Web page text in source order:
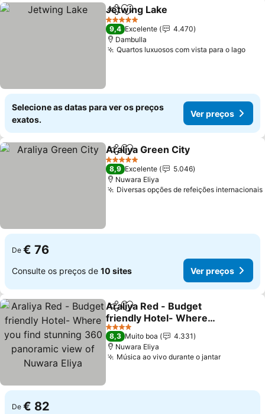
PartilharAdicionar aos favoritos
Jetwing Lake
5 Estrelas
9,4 Excelente
4.470
Dambulla
Quartos luxuosos com vista para o lagoVer
Selecione as datas para ver os preços
exatos.
Ver preços
PartilharAdicionar aos favoritos
Araliya Green City
5 Estrelas
8,9 Excelente
5.046
Nuwara Eliya
Diversas opções de refeições internacionais
De € 76
Consulte os preços de 10 sites Ver preços
PartilharAdicionar aos favoritos
Araliya Red - Budget
friendly Hotel- Where
you find stunning 360
panoramic view of
Nuwara Eliya
Ver preços
4 Estrelas
8,3 Muito boa
4.331
Nuwara Eliya
Música ao vivo durante o jantarVer
De € 82